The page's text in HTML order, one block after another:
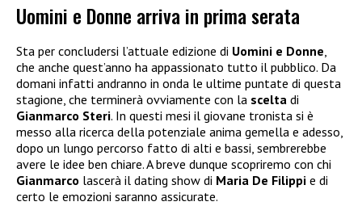
Uomini e Donne arriva in prima serata
Sta per concludersi l’attuale edizione di Uomini e Donne,
che anche quest’anno ha appassionato tutto il pubblico. Da
domani infatti andranno in onda le ultime puntate di questa
stagione, che terminerà ovviamente con la scelta di
Gianmarco Steri. In questi mesi il giovane tronista si è
messo alla ricerca della potenziale anima gemella e adesso,
dopo un lungo percorso fatto di alti e bassi, sembrerebbe
avere le idee ben chiare. A breve dunque scopriremo con chi
Gianmarco lascerà il dating show di Maria De Filippi e di
certo le emozioni saranno assicurate.